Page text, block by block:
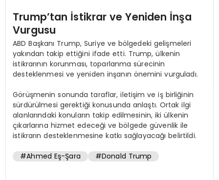
Trump’tan İstikrar ve Yeniden İnşa
Vurgusu
ABD Başkanı Trump, Suriye ve bölgedeki gelişmeleri
yakından takip ettiğini ifade etti. Trump, ülkenin
istikrarının korunması, toparlanma sürecinin
desteklenmesi ve yeniden inşanın önemini vurguladı.
Görüşmenin sonunda taraflar, iletişim ve iş birliğinin
sürdürülmesi gerektiği konusunda anlaştı. Ortak ilgi
alanlarındaki konuların takip edilmesinin, iki ülkenin
çıkarlarına hizmet edeceği ve bölgede güvenlik ile
istikrarın desteklenmesine katkı sağlayacağı belirtildi.
#Ahmed Eş-Şara #Donald Trump